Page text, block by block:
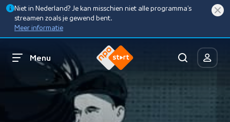
Niet in Nederland? Je kan misschien niet alle programma’s
streamen zoals je gewend bent.
Meer informatie
Menu